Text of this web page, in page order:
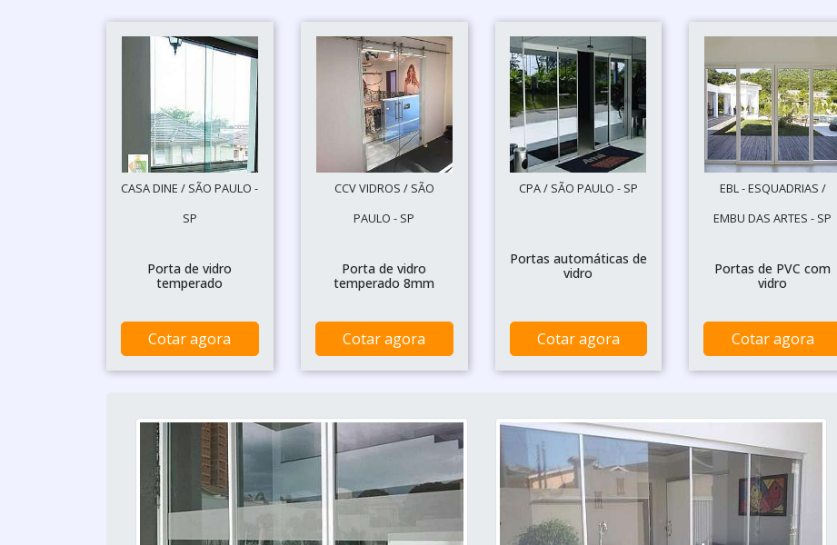
CASA DINE / SÃO PAULO -
SP
Porta de vidro
temperado
Cotar agora
CCV VIDROS / SÃO
PAULO - SP
Porta de vidro
temperado 8mm
Cotar agora
CPA / SÃO PAULO - SP
Portas automáticas de
vidro
Cotar agora
EBL - ESQUADRIAS /
EMBU DAS ARTES - SP
Portas de PVC com
vidro
Cotar agora